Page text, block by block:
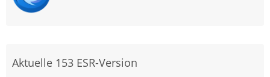
Aktuelle 153 ESR-Version